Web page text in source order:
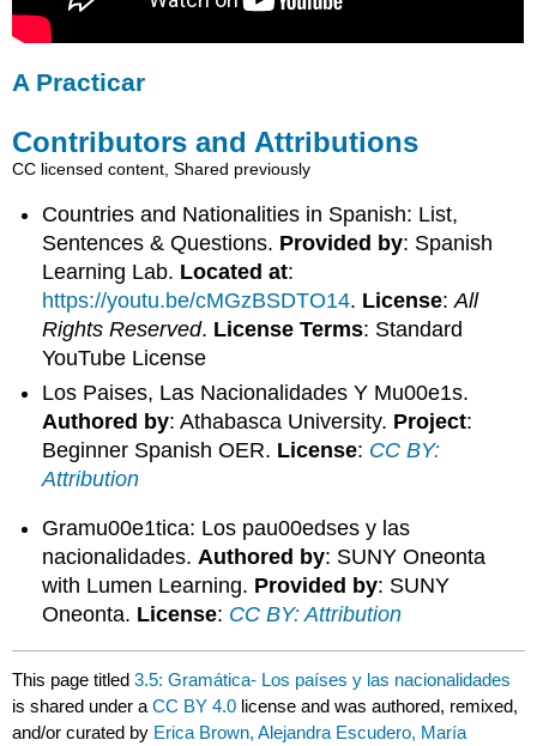
A Practicar
Contributors and Attributions
CC licensed content, Shared previously
Countries and Nationalities in Spanish: List,
Sentences & Questions. Provided by: Spanish
Learning Lab. Located at:
https://youtu.be/cMGzBSDTO14. License:All
Rights Reserved. License Terms: Standard
YouTube License
Los Paises, Las Nacionalidades Y Mu00e1s.
Authored by: Athabasca University. Project:
Beginner Spanish OER. License: CC BY:
Attribution
Gramu00e1tica: Los pau00edses y las
nacionalidades.Authored by: SUNY Oneonta
with Lumen Learning. Provided by: SUNY
Oneonta. License: CC BY: Attribution
This page titled3.5: Gramática- Los países y las nacionalidades
is shared under aCC BY 4.0 license and was authored, remixed,
and/or curated by Erica Brown, Alejandra Escudero, María